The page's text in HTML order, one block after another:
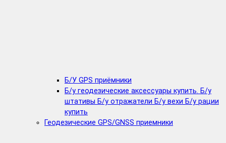
Б/У GPS приёмники
Б/у геодезические аксессуары купить. Б/у
штативы Б/у отражатели Б/у вехи Б/у рации
купить
Геодезические GPS/GNSS приемники